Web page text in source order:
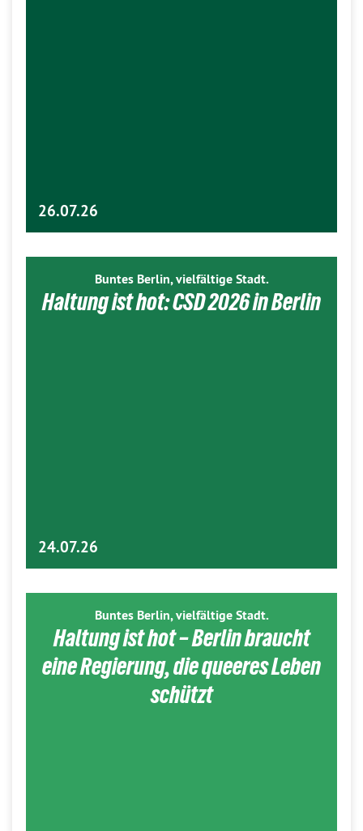
26.07.26
Buntes Berlin, vielfältige Stadt.
Haltung ist hot: CSD 2026 in Berlin
24.07.26
Buntes Berlin, vielfältige Stadt.
Haltung ist hot – Berlin braucht
eine Regierung, die queeres Leben
schützt